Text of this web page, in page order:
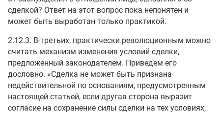
сделкой? Ответ на этот вопрос пока непонятен и
может быть выработан только практикой.
2.12.3. В-третьих, практически революционным можно
считать механизм изменения условий сделки,
предложенный законодателем. Приведем его
дословно. «Сделка не может быть признана
недействительной по основаниям, предусмотренным
настоящей статьей, если другая сторона выразит
согласие на сохранение силы сделки на тех условиях,